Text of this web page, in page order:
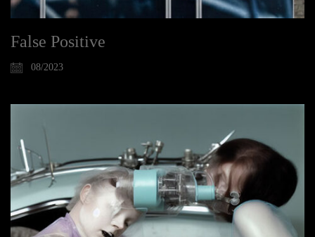
False Positive
08/2023